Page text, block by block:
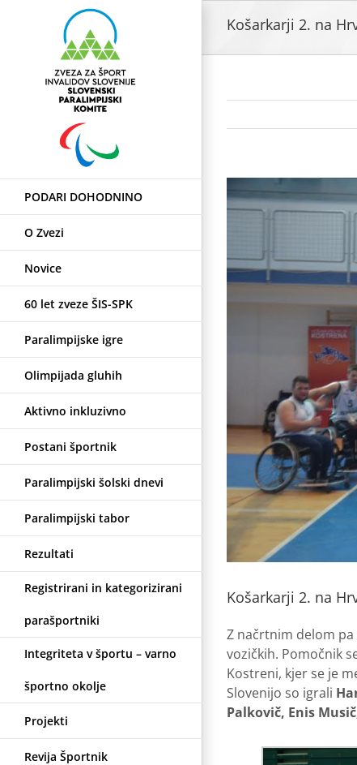
PODARI DOHODNINO
O Zvezi
Novice
60 let zveze ŠIS-SPK
Paralimpijske igre
Olimpijada gluhih
Aktivno inkluzivno
Postani športnik
Paralimpijski šolski dnevi
Paralimpijski tabor
Rezultati
Registrirani in kategorizirani
parašportniki
Integriteta v športu – varno
športno okolje
Projekti
Revija Športnik
Košarkarji 2. na
Larger
Košarkarji 2. na
Z načrtnim delom
vozičkih. Pomočnik
Kostreni, kjer se je
Slovenijo so igrali
Palkovič, Enis